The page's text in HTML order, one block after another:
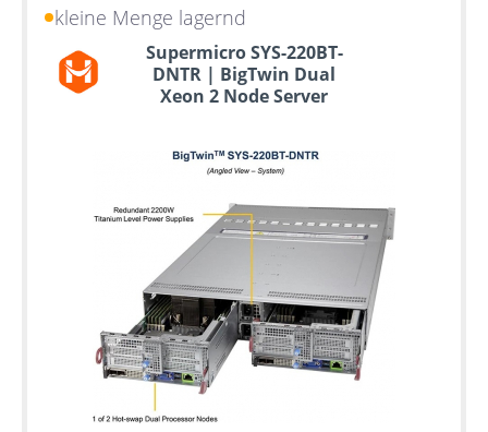
kleine Menge lagernd
Supermicro SYS-220BT-
DNTR | BigTwin Dual
Xeon 2 Node Server